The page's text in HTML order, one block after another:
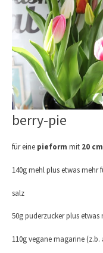
berry-pie
für eine pieform mit 20 cm
140g mehl plus etwas mehr
salz
50g puderzucker plus
110g vegane magarine